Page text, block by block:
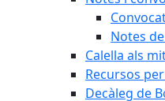
Notes
Calella als
Recursos
Decàleg de